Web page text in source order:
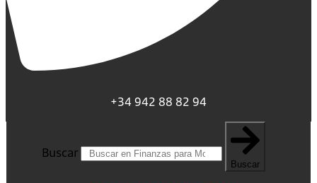
+34 942 88 82 94
Buscar
Buscar